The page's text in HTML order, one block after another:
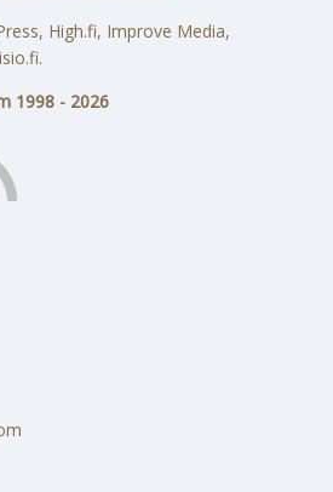
High.fi, Improve Media,
1998 - 2026